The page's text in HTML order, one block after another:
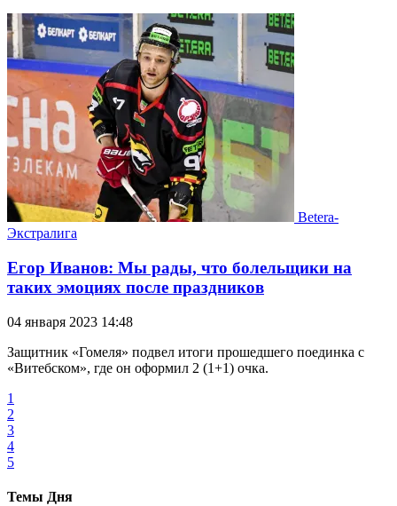
Betera-
Экстралига
Егор Иванов: Мы рады, что болельщики на
таких эмоциях после праздников
04 января 2023 14:48
Защитник «Гомеля» подвел итоги прошедшего поединка с
«Витебском», где он оформил 2 (1+1) очка.
1
2
3
4
5
Темы Дня